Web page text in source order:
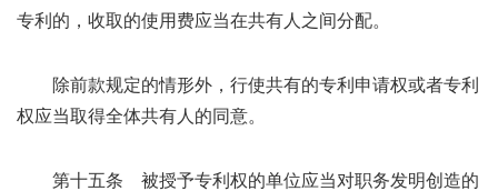
专利的，收取的使用费应当在共有人之间分配。
除前款规定的情形外，行使共有的专利申请权或者专利
权应当取得全体共有人的同意。
第十五条 被授予专利权的单位应当对职务发明创造的